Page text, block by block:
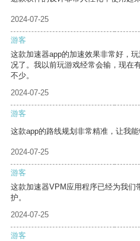
2024-07-25
游客
这款加速器app的加速效果非常好，
况了。我以前玩游戏经常会输，现在
不少。
2024-07-25
游客
这款app的路线规划非常精准，让我能
2024-07-25
游客
这款加速器VPM应用程序已经为我们
护。
2024-07-25
游客